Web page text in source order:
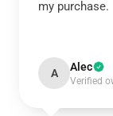
my purchase.
A Alec
Verified